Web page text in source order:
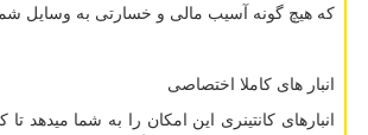
که هیچ گونه آسیب مالی و خسارتی به وسایل
انبار های کاملا اختصاصی
انبارهای کانتینری این امکان را به شما میدهد تا